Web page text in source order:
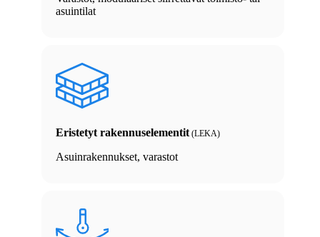
asuintilat
Eristetyt rakennuselementit(LEKA)
Asuinrakennukset, varastot